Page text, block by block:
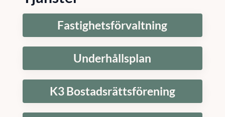
Fastighetsförvaltning
Underhållsplan
K3 Bostadsrättsförening